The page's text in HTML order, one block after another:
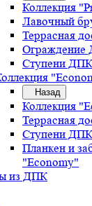
Коллекция
Лавочный
Террасная
Ограждение
Ступени
Назад
Коллекция
Террасная
Ступени
Планкен и
"Economy"
из ДПК